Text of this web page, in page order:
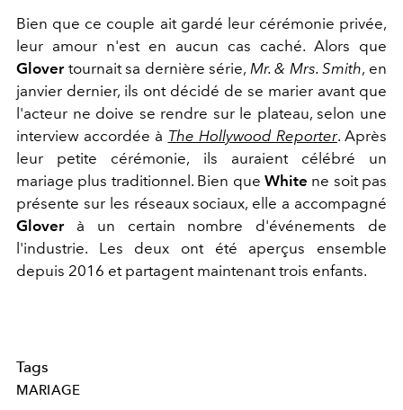
Bien que ce couple ait gardé leur cérémonie privée,
leur amour n'est en aucun cas caché. Alors que
Glovertournait sa dernière série, Mr. & Mrs. Smith, en
janvier dernier, ils ont décidé de se marier avant que
l'acteur ne doive se rendre sur le plateau, selon une
interview accordée à The Hollywood Reporter. Après
leur petite cérémonie, ils auraient célébré un
mariage plus traditionnel. Bien que White ne soit pas
présente sur les réseaux sociaux, elle a accompagné
Gloverà un certain nombre d'événements de
l'industrie. Les deux ont été aperçus ensemble
depuis 2016 et partagent maintenant trois enfants.
Tags
MARIAGE